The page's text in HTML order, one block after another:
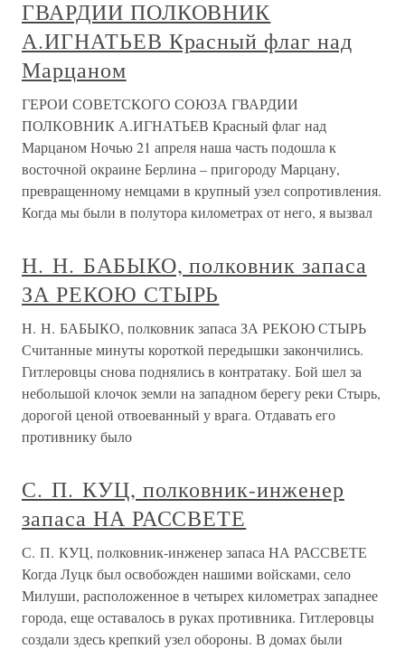
ГВАРДИИ ПОЛКОВНИК
А.ИГНАТЬЕВ Красный флаг над
Марцаном
ГЕРОИ СОВЕТСКОГО СОЮЗА ГВАРДИИ
ПОЛКОВНИК А.ИГНАТЬЕВ Красный флаг над
Марцаном Ночью 21 апреля наша часть подошла к
восточной окраине Берлина – пригороду Марцану,
превращенному немцами в крупный узел сопротивления.
Когда мы были в полутора километрах от него, я вызвал
Н. Н. БАБЫКО, полковник запаса
ЗА РЕКОЮ СТЫРЬ
Н. Н. БАБЫКО, полковник запаса ЗА РЕКОЮ СТЫРЬ
Считанные минуты короткой передышки закончились.
Гитлеровцы снова поднялись в контратаку. Бой шел за
небольшой клочок земли на западном берегу реки Стырь,
дорогой ценой отвоеванный у врага. Отдавать его
противнику было
С. П. КУЦ, полковник-инженер
запаса НА РАССВЕТЕ
С. П. КУЦ, полковник-инженер запаса НА РАССВЕТЕ
Когда Луцк был освобожден нашими войсками, село
Милуши, расположенное в четырех километрах западнее
города, еще оставалось в руках противника. Гитлеровцы
создали здесь крепкий узел обороны. В домах были